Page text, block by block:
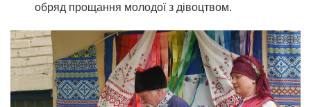
обряд прощання молодої з дівоцтвом.